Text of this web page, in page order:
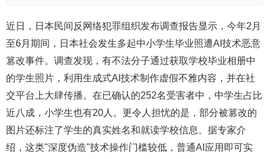
近日，日本民间反网络犯罪组织发布调查报告显示，今年2月
至6月期间，日本社会发生多起中小学生毕业照遭AI技术恶意
篡改事件。调查发现，有不法分子通过获取学校毕业相册中
的学生照片，利用生成式AI技术制作虚假不雅内容，并在社
交平台上大肆传播。在已确认的252名受害者中，中学生占比
近八成，小学生也有20人。更令人担忧的是，部分被篡改的
图片还标注了学生的真实姓名和就读学校信息。据专家介
绍，这类"深度伪造"技术操作门槛较低，普通AI应用即可实